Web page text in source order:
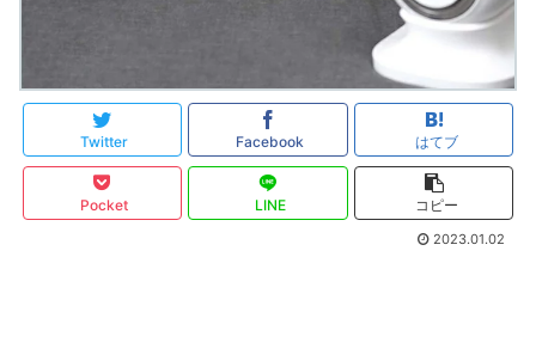
Twitter Facebook はてブ
Pocket LINE コピー
2023.01.02